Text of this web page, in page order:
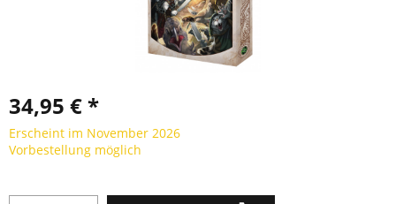
34,95 € *
Erscheint im November 2026
Vorbestellung möglich